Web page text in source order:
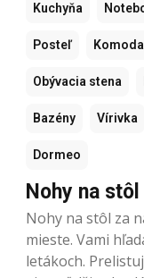
Kuchyňa
Posteľ Komoda
Obývacia stena
Bazény Vírivka
Dormeo
Nohy na
Nohy na stôl za
mieste. Vami
letákoch.